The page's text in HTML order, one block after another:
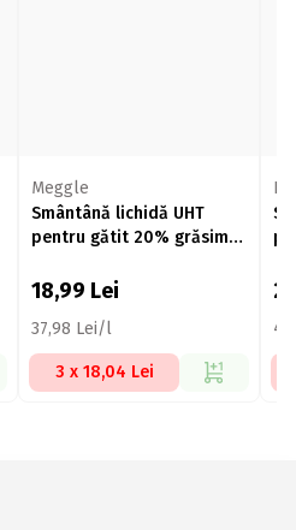
Meggle
Smântână lichidă UHT
pentru gătit 20% grăsime
18,99 Lei
37,98 Lei/l
3 x 18,04 Lei